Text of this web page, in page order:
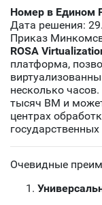
Номер в Едином
Дата решения:
Приказ
ROSA
платформа,
несколько
тысяч ВМ и
центрах
государственных
Очевидные